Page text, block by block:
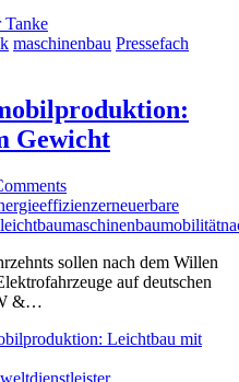
Tanke
maschinenbau Pressefach
Gewicht
erneuerbare
leichtbaumaschinenbaumobilität
sollen nach dem Willen
auf deutschen
&…
Leichtbau mit